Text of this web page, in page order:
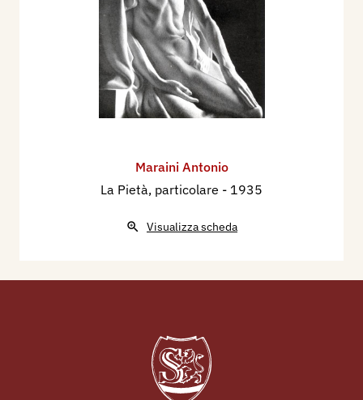
Maraini Antonio
La Pietà, particolare - 1935
Visualizza scheda